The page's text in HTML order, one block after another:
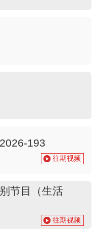
193
往期视频
节目（生活
往期视频